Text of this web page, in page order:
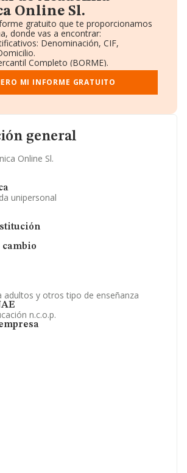
general
Online Sl.
unipersonal
adultos y otros tipo de enseñanza
n.c.o.p.
Online Sl.
gratuito que te proporcionamos
donde vas a encontrar:
Denominación, CIF,
Completo (BORME).
Ventas y Empleados.
Administración y Administradores.
Ejecutivos.
oficial y registral complementaria.
MI INFORME GRATUITO